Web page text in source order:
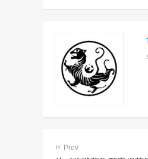
Prev